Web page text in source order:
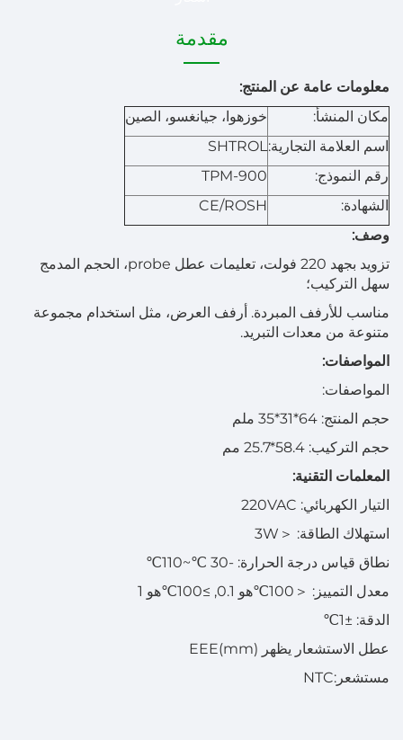
مقدمة
معلومات عامة عن المنتج:
مكان المنشأ:
خوزهوا، جيانغسو، الصين
اسم العلامة التجارية:SHTROL
رقم النموذج:
TPM-900
الشهادة:
CE/ROSH
وصف:
تزويد بجهد 220 فولت، تعليمات عطل probe، الحجم المدمج
سهل التركيب؛
مناسب للأرفف المبردة. أرفف العرض، مثل استخدام مجموعة
متنوعة من معدات التبريد.
المواصفات:
المواصفات:
حجم المنتج: 64*31*35 ملم
حجم التركيب: 58.4*25.7 مم
المعلمات التقنية:
التيار الكهربائي: 220VAC
استهلاك الطاقة: ＜
3W
نطاق قياس درجة الحرارة: -30
℃
~110
℃
معدل التمييز: ＜
100
℃هو 0.1, ≥
100
℃هو 1
الدقة: ±
1
℃
عطل الاستشعار يظهر EEE(mm)
مستشعر:NTC